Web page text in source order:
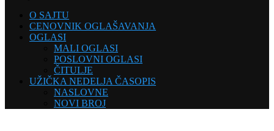
O SAJTU
CENOVNIK OGLAŠAVANJA
OGLASI
MALI OGLASI
POSLOVNI OGLASI
ČITULJE
UŽIČKA NEDELJA ČASOPIS
NASLOVNE
NOVI BROJ